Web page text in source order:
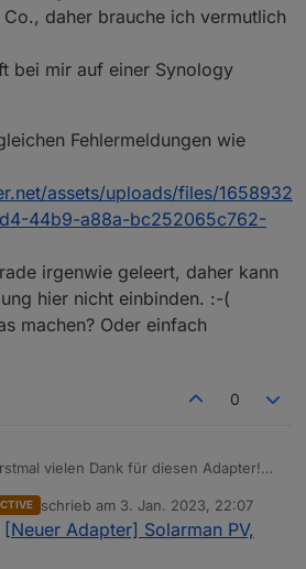
Co., daher brauche ich vermutlich
bei mir auf einer Synology
Fehlermeldungen wie
assets/uploads/files/1658932
44b9-a88a-bc252065c762-
irgenwie geleert, daher kann
hier nicht einbinden. :-(
machen? Oder einfach
0
vielen Dank für diesen Adapter!
die Installation anzuschieben...) und er
problemlos (gleich dazu mehr).
Neueinsteiger in der Welt von
die gleichen Fehlermeldungen wie
assets/uploads/files/1658
schrieb am 3. Jan. 2023, 22:07
zuletzt editiert von
[Neuer Adapter] Solarman PV,